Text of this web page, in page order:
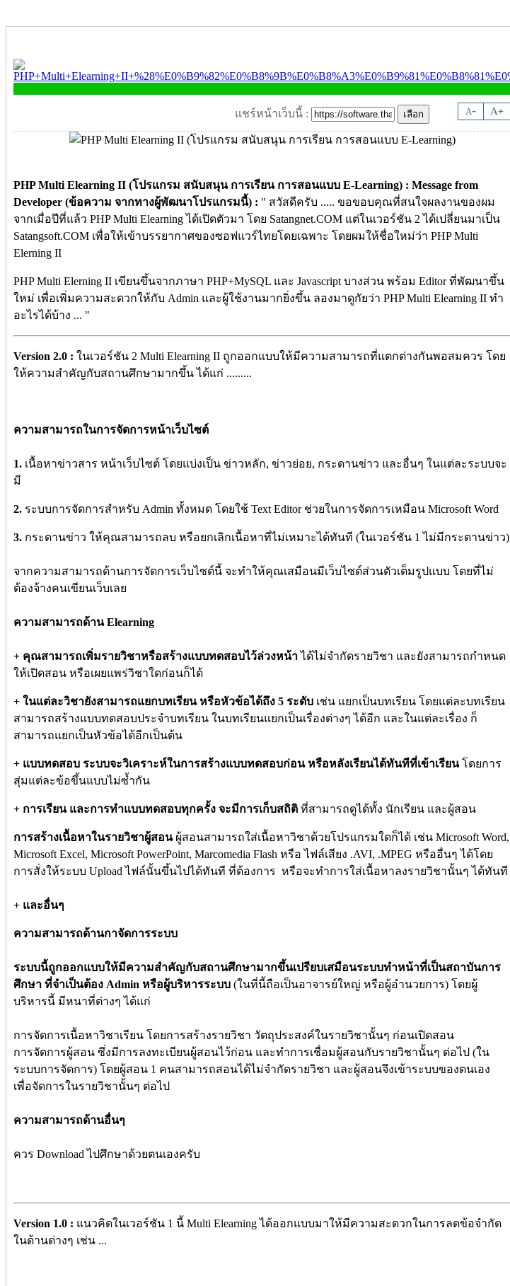
A- A+
แชร์หน้าเว็บนี้ :
PHP Multi Elearning II (โปรแกรม สนับสนุน การเรียน การสอนแบบ E-Learning) : Message from
Developer (ข้อความ จากทางผู้พัฒนาโปรแกรมนี้) : " สวัสดีครับ ..... ขอขอบคุณที่สนใจผลงานของผม
จากเมื่อปีที่แล้ว PHP Multi Elearning ได้เปิดตัวมา โดย Satangnet.COM แต่ในเวอร์ชัน 2 ได้เปลี่ยนมาเป็น
Satangsoft.COM เพื่อให้เข้าบรรยากาศของซอฟแวร์ไทยโดยเฉพาะ โดยผมให้ชื่อใหม่ว่า PHP Multi
Elerning II
PHP Multi Elerning II เขียนขึ้นจากภาษา PHP+MySQL และ Javascript บางส่วน พร้อม Editor ที่พัฒนาขึ้น
ใหม่ เพื่อเพิ่มความสะดวกให้กับ Admin และผู้ใช้งานมากยิ่งขึ้น ลองมาดูกัยว่า PHP Multi Elearning II ทำ
อะไรได้บ้าง ... "
Version 2.0 : ในเวอร์ชัน 2 Multi Elearning II ถูกออกแบบให้มีความสามารถที่แตกต่างกันพอสมควร โดย
ให้ความสำคัญกับสถานศึกษามากขึ้น ได้แก่ .........
ความสามารถในการจัดการหน้าเว็บไซต์
1. เนื้อหาข่าวสาร หน้าเว็บไซต์ โดยแบ่งเป็น ข่าวหลัก, ข่าวย่อย, กระดานข่าว และอื่นๆ ในแต่ละระบบจะ
มี
2. ระบบการจัดการสำหรับ Admin ทั้งหมด โดยใช้ Text Editor ช่วยในการจัดการเหมือน Microsoft Word
3. กระดานข่าว ให้คุณสามารถลบ หรือยกเลิกเนื้อหาที่ไม่เหมาะได้ทันที (ในเวอร์ชัน 1 ไม่มีกระดานข่าว)
จากความสามารถด้านการจัดการเว็บไซต์นี้ จะทำให้คุณเสมือนมีเว็บไซต์ส่วนตัวเต็มรูปแบบ โดยที่ไม่
ต้องจ้างคนเขียนเว็บเลย
ความสามารถด้าน Elearning
+ คุณสามารถเพิ่มรายวิชาหรือสร้างแบบทดสอบไว้ล่วงหน้าได้ไม่จำกัดรายวิชา และยังสามารถกำหนด
ให้เปิดสอน หรือเผยแพร่วิชาใดก่อนก็ได้
+ ในแต่ละวิชายังสามารถแยกบทเรียน หรือหัวข้อได้ถึง 5 ระดับ เช่น แยกเป็นบทเรียน โดยแต่ละบทเรียน
สามารถสร้างแบบทดสอบประจำบทเรียน ในบทเรียนแยกเป็นเรื่องต่างๆ ได้อีก และในแต่ละเรื่อง ก็
สามารถแยกเป็นหัวข้อได้อีกเป็นต้น
+ แบบทดสอบ ระบบจะวิเคราะห์ในการสร้างแบบทดสอบก่อน หรือหลังเรียนได้ทันทีที่เข้าเรียนโดยการ
สุ่มแต่ละข้อขึ้นแบบไม่ซ้ำกัน
+ การเรียน และการทำแบบทดสอบทุกครั้ง จะมีการเก็บสถิติ ที่สามารถดูได้ทั้ง นักเรียน และผู้สอน
การสร้างเนื้อหาในรายวิชาผู้สอนผู้สอนสามารถใส่เนื้อหาวิชาด้วยโปรแกรมใดก็ได้ เช่น Microsoft Word,
Microsoft Excel, Microsoft PowerPoint, Marcomedia Flash หรือ ไฟล์เสียง .AVI, .MPEG หรืออื่นๆ ได้โดย
การสั่งให้ระบบ Upload ไฟล์นั้นขึ้นไปได้ทันที ที่ต้องการ หรือจะทำการใส่เนื้อหาลงรายวิชานั้นๆ ได้ทันที
+ และอื่นๆ
ความสามารถด้านกาจัดการระบบ
ระบบนี้ถูกออกแบบให้มีความสำคัญกับสถานศึกษามากขึ้นเปรียบเสมือนระบบทำหน้าที่เป็นสถาบันการ
ศึกษา ที่จำเป็นต้อง Admin หรือผู้บริหารระบบ (ในที่นี้ถือเป็นอาจารย์ใหญ่ หรือผู้อำนวยการ) โดยผู้
บริหารนี้ มีหนาที่ต่างๆ ได้แก่
การจัดการเนื้อหาวิชาเรียน โดยการสร้างรายวิชา วัตถุประสงค์ในรายวิชานั้นๆ ก่อนเปิดสอน
การจัดการผู้สอน ซึ่งมีการลงทะเบียนผู้สอนไว้ก่อน และทำการเชื่อมผู้สอนกับรายวิชานั้นๆ ต่อไป (ใน
ระบบการจัดการ) โดยผู้สอน 1 คนสามารถสอนได้ไม่จำกัดรายวิชา และผู้สอนจึงเข้าระบบของตนเอง
เพื่อจัดการในรายวิชานั้นๆ ต่อไป
ความสามารถด้านอื่นๆ
ควร Download ไปศึกษาด้วยตนเองครับ
Version 1.0 : แนวคิดในเวอร์ชัน 1 นี้ Multi Elearning ได้ออกแบบมาให้มีความสะดวกในการลดข้อจำกัด
ในด้านต่างๆ เช่น ...